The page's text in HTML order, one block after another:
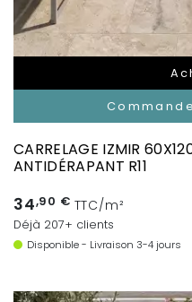
CARRELAGE IZMIR
ANTIDÉRAPANT R11
34,90 € TTC/m²
Déjà 207+ clients
Disponible - Livraison 3-4 jours